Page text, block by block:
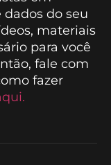
do seu
materiais
para você
fale com
fazer